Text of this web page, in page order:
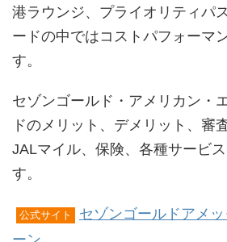
港ラウンジ、プライオリティパ
ードの中ではコストパフォーマ
す。
セゾンゴールド・アメリカン・
ドのメリット、デメリット、審
JALマイル、保険、各種サービ
す。
公式サイト
セゾンゴールドアメ